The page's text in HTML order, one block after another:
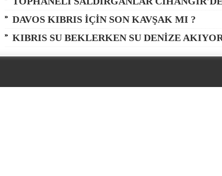
DAVOS KIBRIS İÇİN SON KAVŞAK MI ?
KIBRIS SU BEKLERKEN SU DENİZE